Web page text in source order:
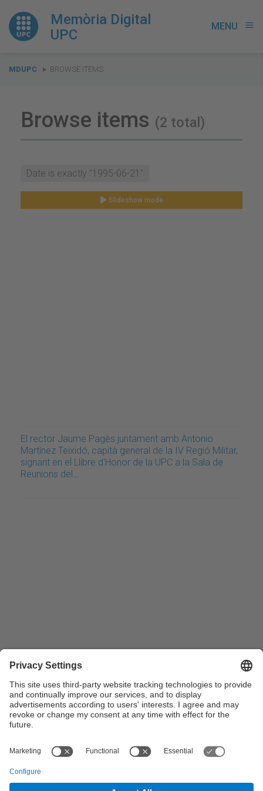
Memòria Digital
UPC
MENU menu
You
MDUPC BROWSE ITEMS
Browse items (2 total)
Date is exactly "1995-06-21"
Slideshow mode
El rector Jaume Pagès juntament amb Antonio
Martínez Teixidó, capità general de la IV Regió Militar,
signant en el Llibre d'Honor de la UPC a la Sala de
Reunions del…
Pla general de la visita del Capità General de la IV
Regió Militar, el Sr. Antonio Martínez Teixidó, al